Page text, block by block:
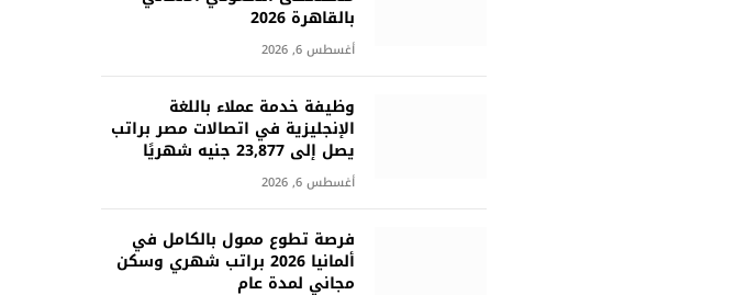
بالقاهرة 2026
أغسطس 6, 2026
وظيفة خدمة عملاء باللغة
الإنجليزية في اتصالات مصر براتب
يصل إلى 23,877 جنيه شهريًا
أغسطس 6, 2026
فرصة تطوع ممول بالكامل في
ألمانيا 2026 براتب شهري وسكن
مجاني لمدة عام